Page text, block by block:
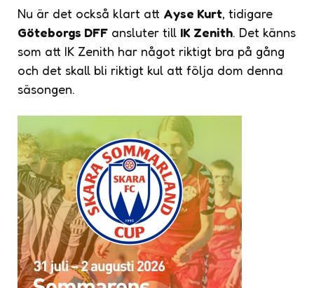
Nu är det också klart att Ayse Kurt, tidigare
Göteborgs DFF ansluter till IK Zenith. Det känns
som att IK Zenith har något riktigt bra på gång
och det skall bli riktigt kul att följa dom denna
säsongen.